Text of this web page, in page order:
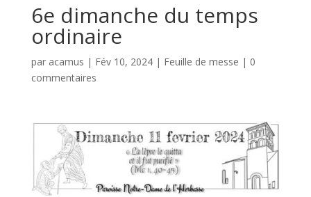
6e dimanche du temps
ordinaire
par acamus | Fév 10, 2024| Feuille de messe | 0
commentaires